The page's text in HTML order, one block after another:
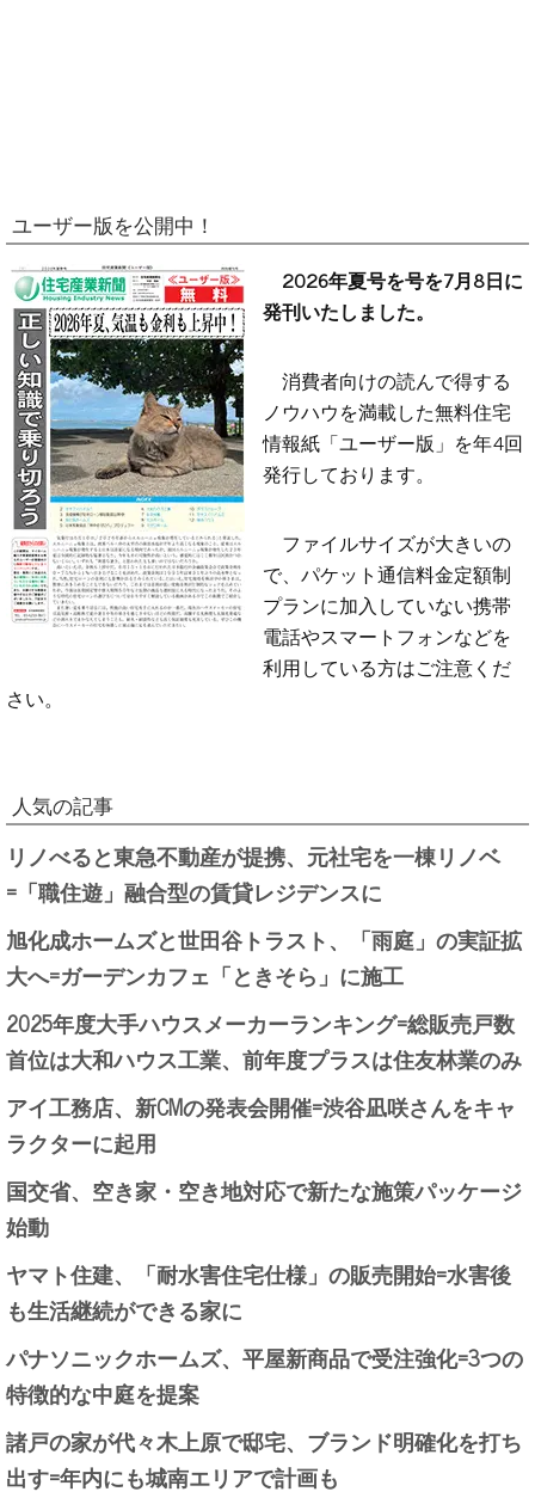
ユーザー版を公開中！
2026年夏号を号を7月8日に
発刊いたしました。
消費者向けの読んで得する
ノウハウを満載した無料住宅
情報紙「ユーザー版」を年4回
発行しております。
ファイルサイズが大きいの
で、パケット通信料金定額制
プランに加入していない携帯
電話やスマートフォンなどを
利用している方はご注意くだ
さい。
人気の記事
リノべると東急不動産が提携、元社宅を一棟リノベ
=「職住遊」融合型の賃貸レジデンスに
旭化成ホームズと世田谷トラスト、「雨庭」の実証拡
大へ=ガーデンカフェ「ときそら」に施工
2025年度大手ハウスメーカーランキング=総販売戸数
首位は大和ハウス工業、前年度プラスは住友林業のみ
アイ工務店、新CMの発表会開催=渋谷凪咲さんをキャ
ラクターに起用
国交省、空き家・空き地対応で新たな施策パッケージ
始動
ヤマト住建、「耐水害住宅仕様」の販売開始=水害後
も生活継続ができる家に
パナソニックホームズ、平屋新商品で受注強化=3つの
特徴的な中庭を提案
諸戸の家が代々木上原で邸宅、ブランド明確化を打ち
出す=年内にも城南エリアで計画も